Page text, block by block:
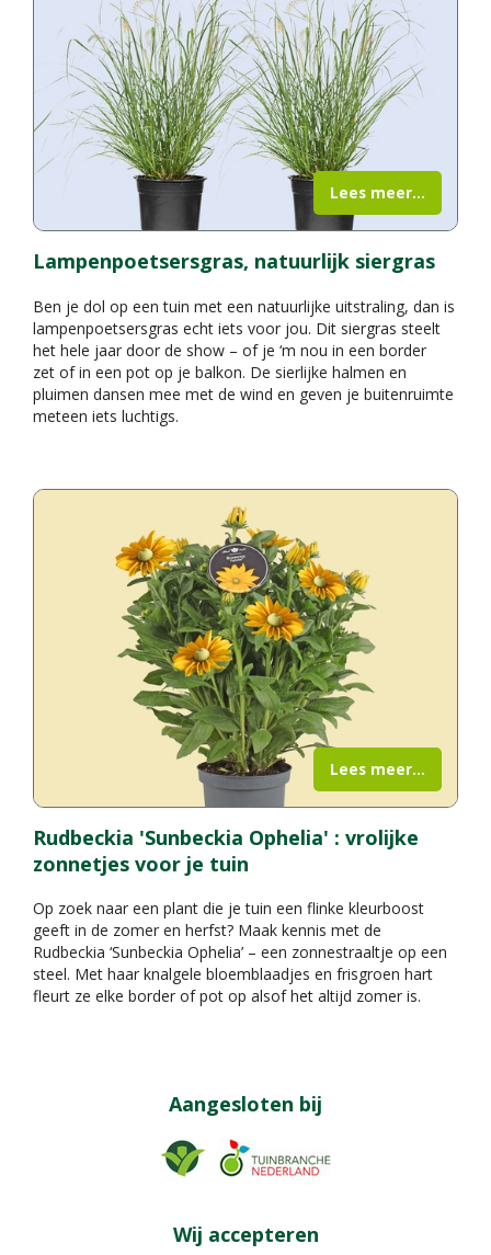
Lampenpoetsersgras, natuurlijk siergras
Ben je dol op een tuin met een natuurlijke uitstraling, dan is
lampenpoetsersgras echt iets voor jou. Dit siergras steelt
het hele jaar door de show – of je ‘m nou in een border
zet of in een pot op je balkon. De sierlijke halmen en
pluimen dansen mee met de wind en geven je buitenruimte
meteen iets luchtigs.
Lees meer...
Rudbeckia 'Sunbeckia Ophelia' : vrolijke
zonnetjes voor je tuin
Op zoek naar een plant die je tuin een flinke kleurboost
geeft in de zomer en herfst? Maak kennis met de
Rudbeckia ‘Sunbeckia Ophelia’ – een zonnestraaltje op een
steel. Met haar knalgele bloemblaadjes en frisgroen hart
fleurt ze elke border of pot op alsof het altijd zomer is.
Lees meer...
Aangesloten bij
Wij accepteren